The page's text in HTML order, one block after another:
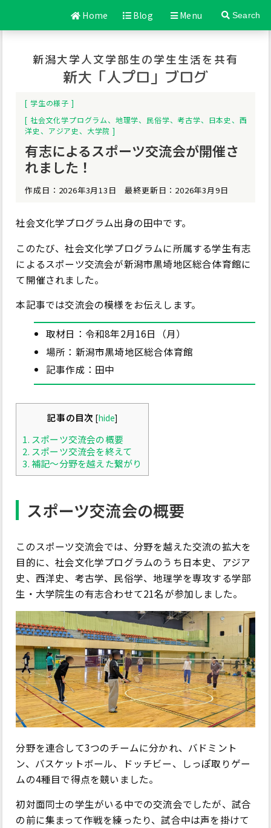
Home Blog Menu Search
新潟大学人文学部生の学生生活を共有
新大「人プロ」ブログ
学生の様子
社会文化学プログラム、 地理学、 民俗学、考古学、 日本史 、 西
洋史 、 アジア史 、 大学院
有志によるスポーツ交流会が開催さ
れました！
作成日：2026年3月13日 最終更新日：2026年3月9日
社会文化学プログラム出身の田中です。
このたび、社会文化学プログラムに所属する学生有志
によるスポーツ交流会が新潟市黒埼地区総合体育館に
て開催されました。
本記事では交流会の模様をお伝えします。
取材日：令和8年2月16日（月）
場所：新潟市黒埼地区総合体育館
記事作成：田中
記事の目次 [hide]
1. スポーツ交流会の概要
2. スポーツ交流会を終えて
3.補記～分野を越えた繋がり
スポーツ交流会の概要
このスポーツ交流会では、分野を越えた交流の拡大を
目的に、社会文化学プログラムのうち日本史、アジア
史、西洋史、考古学、民俗学、地理学を専攻する学部
生・大学院生の有志合わせて21名が参加しました。
分野を連合して3つのチームに分かれ、バドミント
ン、バスケットボール、ドッチビー、しっぽ取りゲー
ムの4種目で得点を競いました。
初対面同士の学生がいる中での交流会でしたが、試合
の前に集まって作戦を練ったり、試合中は声を掛けて